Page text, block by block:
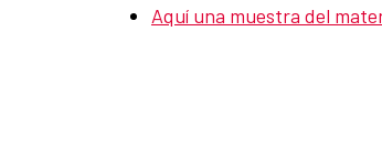
Aquí una muestra del